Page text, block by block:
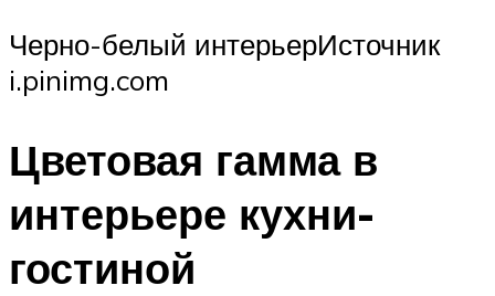
Черно-белый интерьерИсточник
i.pinimg.com
Цветовая гамма в
интерьере кухни-
гостиной